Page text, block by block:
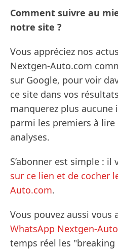
Comment suivre au
notre site ?
Vous appréciez nos
Nextgen-Auto.com
sur Google, pour voir
ce site dans vos
manquerez plus
parmi les premiers à
analyses.
S’abonner est simple : il
sur ce lien et de cocher
Auto.com.
Vous pouvez aussi vous
WhatsApp Nextgen-
temps réel les